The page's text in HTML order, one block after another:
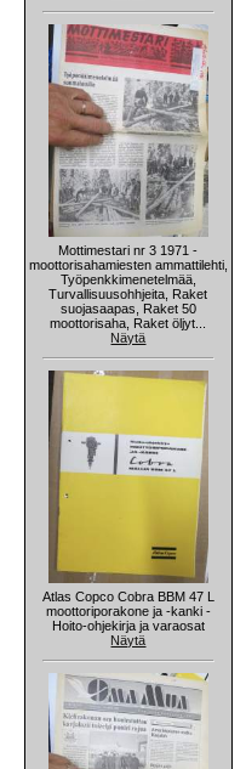
Mottimestari nr 3 1971 -
moottorisahamiesten ammattilehti,
Työpenkkimenetelmää,
Turvallisuusohhjeita, Raket
suojasaapas, Raket 50
moottorisaha, Raket öljyt...
Näytä
Atlas Copco Cobra BBM 47 L
moottoriporakone ja -kanki -
Hoito-ohjekirja ja varaosat
Näytä